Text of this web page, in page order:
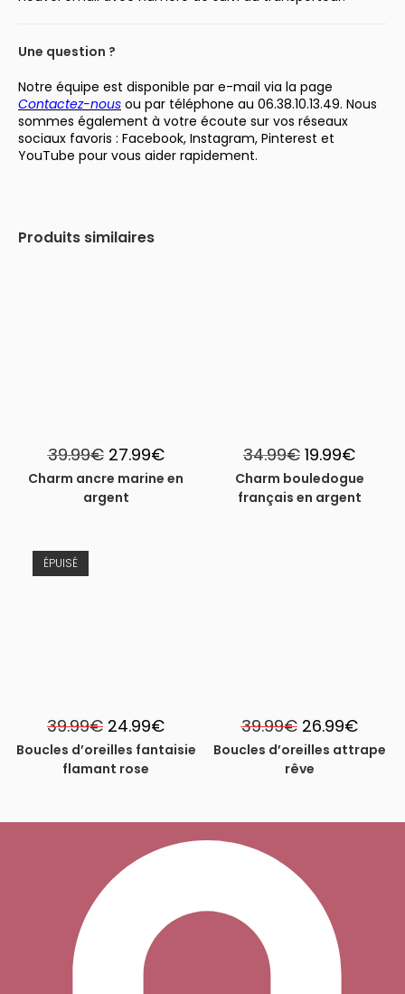
Une question ?
Notre équipe est disponible par e-mail via la page
Contactez-nous ou par téléphone au 06.38.10.13.49. Nous
sommes également à votre écoute sur vos réseaux
sociaux favoris : Facebook, Instagram, Pinterest et
YouTube pour vous aider rapidement.
Produits similaires
39.99€ Le
prix
initial
était :
39.99€.
27.99€Le
prix
actuel
est :
Charm ancre marine en
argent
34.99€ Le
prix
initial
était :
34.99€.
19.99€Le
prix
actuel
est :
19.99€.
Charm bouledogue
français en argent
ÉPUISÉ
39.99€ Le
prix
initial
était :
39.99€.
24.99€Le
prix
actuel
est :
Boucles d’oreilles fantaisie
flamant rose
39.99€ Le
prix
initial
était :
39.99€.
26.99€Le
prix
actuel
est :
Boucles d’oreilles attrape
rêve